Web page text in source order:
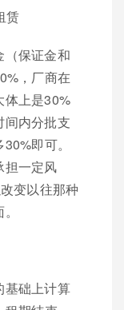
赁
（保证金和
，厂商在
体上是30%
间内分批支
即可。
担一定风
变以往那种
基础上计算